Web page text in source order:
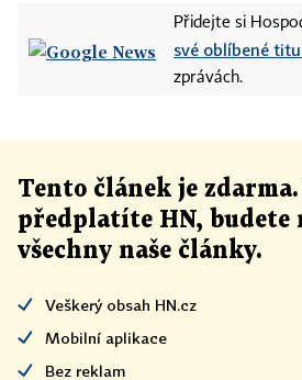
Přidejte si
své oblíbené
zprávách.
Tento článek je
předplatíte HN, budete
všechny naše články.
Veškerý obsah HN.cz
Mobilní aplikace
Bez reklam